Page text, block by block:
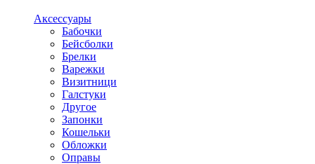
Аксессуары
Бабочки
Бейсболки
Брелки
Варежки
Визитници
Галстуки
Другое
Запонки
Кошельки
Обложки
Оправы